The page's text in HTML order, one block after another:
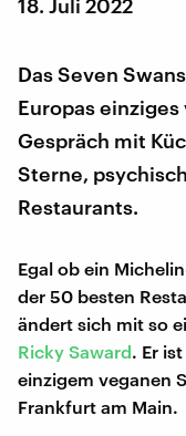
18. Juli 2022
Das Seven
Europas
Gespräch mit
Sterne,
Restaurants.
Egal ob ein
der 50 besten
ändert sich mit so
Ricky Saward. Er
einzigem veganen
Frankfurt am Main.